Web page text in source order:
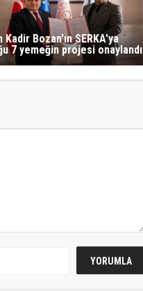
Kadir Bozan'ın SERKA'ya
7 yemeğin projesi onaylandı